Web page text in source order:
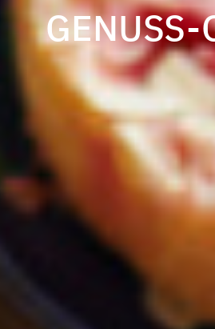
GENUSS-